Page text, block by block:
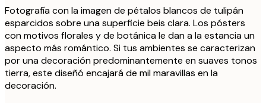
Fotografía con la imagen de pétalos blancos de tulipán
esparcidos sobre una superficie beis clara. Los pósters
con motivos florales y de botánica le dan a la estancia un
aspecto más romántico. Si tus ambientes se caracterizan
por una decoración predominantemente en suaves tonos
tierra, este diseñó encajará de mil maravillas en la
decoración.